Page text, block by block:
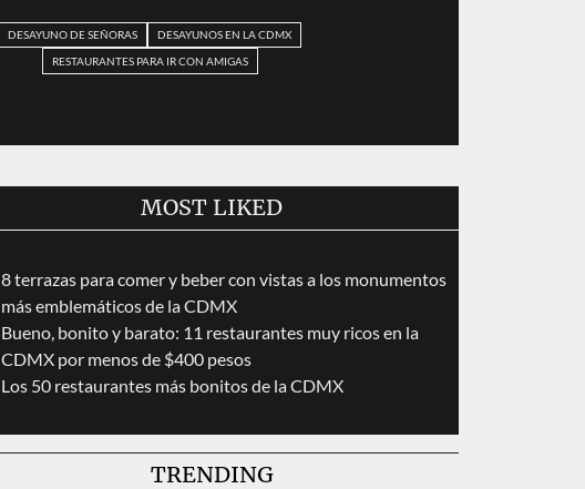
DESAYUNO DE SEÑORAS
DESAYUNOS EN LA CDMX
RESTAURANTES PARA IR CON AMIGAS
MOST LIKED
8 terrazas para comer y beber con vistas a los monumentos
más emblemáticos de la CDMX
Bueno, bonito y barato: 11 restaurantes muy ricos en la
CDMX por menos de $400 pesos
Los 50 restaurantes más bonitos de la CDMX
TRENDING